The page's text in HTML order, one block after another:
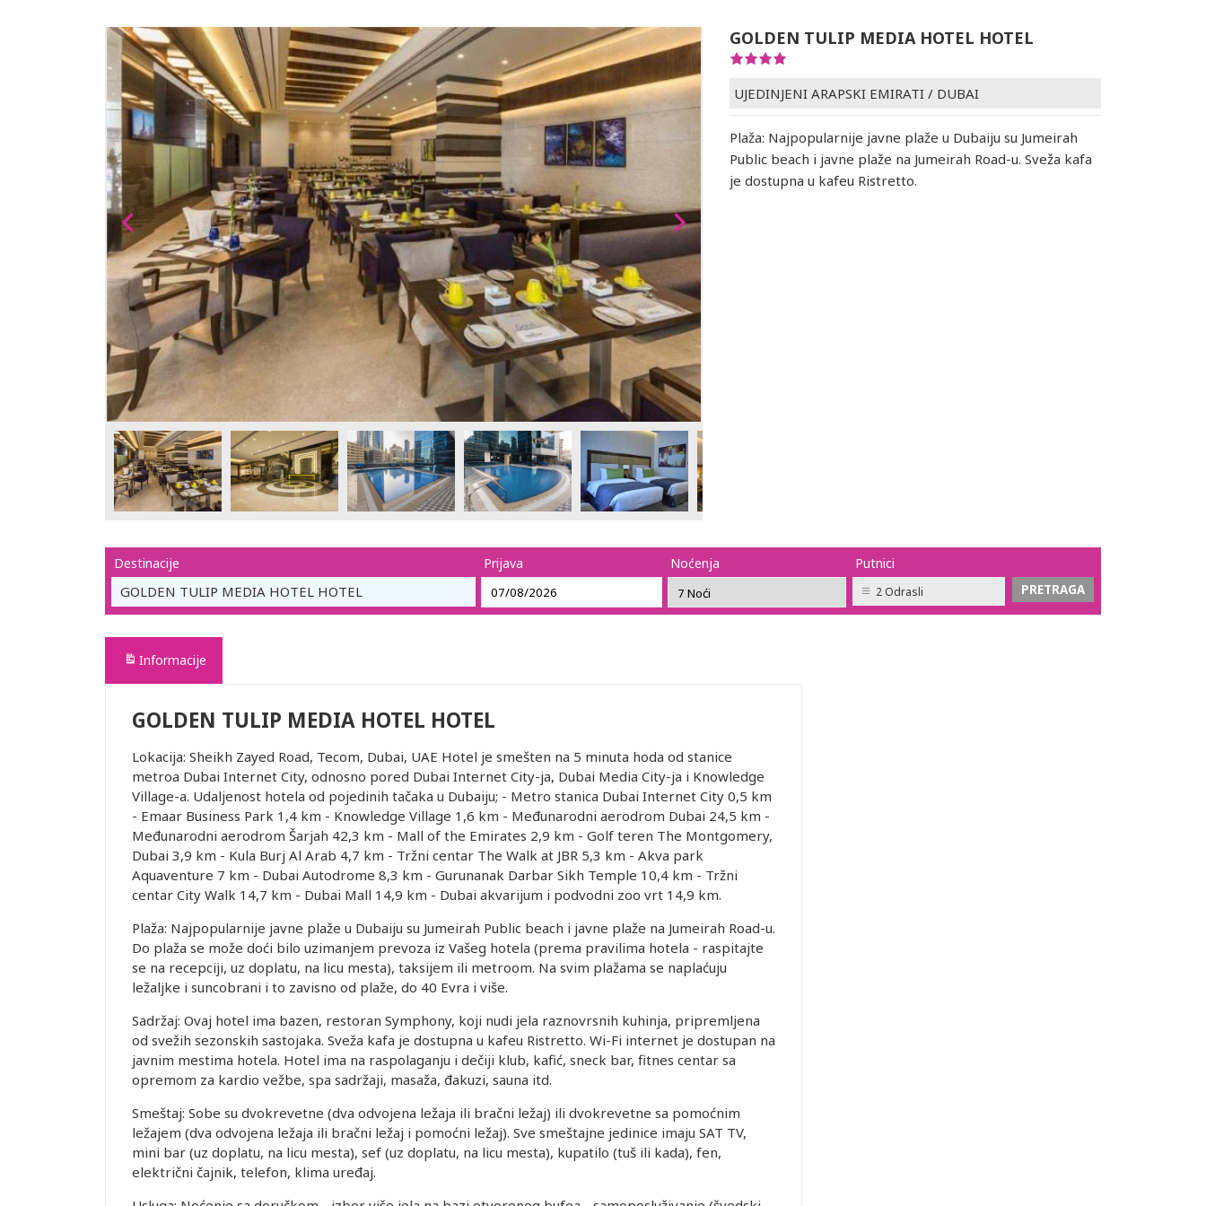
GOLDEN TULIP MEDIA HOTEL HOTEL
UJEDINJENI ARAPSKI EMIRATI / DUBAI
Plaža: Najpopularnije javne plaže u Dubaiju su Jumeirah
Public beach i javne plaže na Jumeirah Road-u. Sveža kafa
je dostupna u kafeu Ristretto.
Destinacije
GOLDEN TULIP MEDIA HOTEL HOTEL
Prijava Noćenja Putnici
2 Odrasli
Informacije
GOLDEN TULIP MEDIA HOTEL HOTEL
Lokacija: Sheikh Zayed Road, Tecom, Dubai, UAE Hotel je smešten na 5 minuta hoda od stanice
metroa Dubai Internet City, odnosno pored Dubai Internet City-ja, Dubai Media City-ja i Knowledge
Village-a. Udaljenost hotela od pojedinih tačaka u Dubaiju; - Metro stanica Dubai Internet City 0,5 km
- Emaar Business Park 1,4 km - Knowledge Village 1,6 km - Međunarodni aerodrom Dubai 24,5 km -
Međunarodni aerodrom Šarjah 42,3 km - Mall of the Emirates 2,9 km - Golf teren The Montgomery,
Dubai 3,9 km - Kula Burj Al Arab 4,7 km - Tržni centar The Walk at JBR 5,3 km - Akva park
Aquaventure 7 km - Dubai Autodrome 8,3 km - Gurunanak Darbar Sikh Temple 10,4 km - Tržni
centar City Walk 14,7 km - Dubai Mall 14,9 km - Dubai akvarijum i podvodni zoo vrt 14,9 km.
Plaža: Najpopularnije javne plaže u Dubaiju su Jumeirah Public beach i javne plaže na Jumeirah Road-u.
Do plaža se može doći bilo uzimanjem prevoza iz Vašeg hotela (prema pravilima hotela - raspitajte
se na recepciji, uz doplatu, na licu mesta), taksijem ili metroom. Na svim plažama se naplaćuju
ležaljke i suncobrani i to zavisno od plaže, do 40 Evra i više.
Sadržaj: Ovaj hotel ima bazen, restoran Symphony, koji nudi jela raznovrsnih kuhinja, pripremljena
od svežih sezonskih sastojaka. Sveža kafa je dostupna u kafeu Ristretto. Wi-Fi internet je dostupan na
javnim mestima hotela. Hotel ima na raspolaganju i dečiji klub, kafić, sneck bar, fitnes centar sa
opremom za kardio vežbe, spa sadržaji, masaža, đakuzi, sauna itd.
Smeštaj: Sobe su dvokrevetne (dva odvojena ležaja ili bračni ležaj) ili dvokrevetne sa pomoćnim
ležajem (dva odvojena ležaja ili bračni ležaj i pomoćni ležaj). Sve smeštajne jedinice imaju SAT TV,
mini bar (uz doplatu, na licu mesta), sef (uz doplatu, na licu mesta), kupatilo (tuš ili kada), fen,
električni čajnik, telefon, klima uređaj.